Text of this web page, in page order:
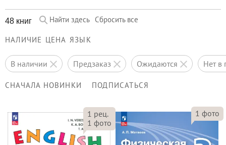
48 книг Найти здесь Сбросить все
НАЛИЧИЕ ЦЕНА ЯЗЫК
в наличии предзаказ ожидаются нет
СНАЧАЛА НОВИНКИ ПОДПИСАТЬСЯ
1 рец.
1 фото
1 фото